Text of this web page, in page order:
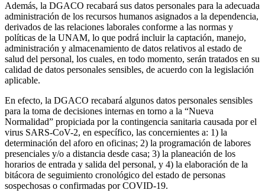
Además, la DGACO recabará sus datos personales para la adecuada
administración de los recursos humanos asignados a la dependencia,
derivados de las relaciones laborales conforme a las normas y
políticas de la UNAM, lo que podrá incluir la captación, manejo,
administración y almacenamiento de datos relativos al estado de
salud del personal, los cuales, en todo momento, serán tratados en su
calidad de datos personales sensibles, de acuerdo con la legislación
aplicable.
En efecto, la DGACO recabará algunos datos personales sensibles
para la toma de decisiones internas en torno a la “Nueva
Normalidad” propiciada por la contingencia sanitaria causada por el
virus SARS-CoV-2, en específico, las concernientes a: 1) la
determinación del aforo en oficinas; 2) la programación de labores
presenciales y/o a distancia desde casa; 3) la planeación de los
horarios de entrada y salida del personal, y 4) la elaboración de la
bitácora de seguimiento cronológico del estado de personas
sospechosas o confirmadas por COVID-19.